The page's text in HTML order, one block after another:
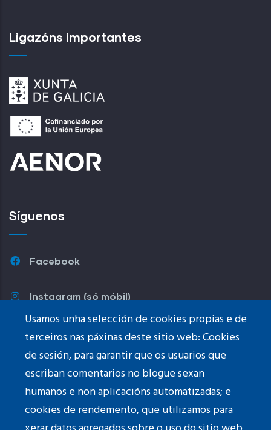
Usamos unha selección de cookies propias e de
terceiros nas páxinas deste sitio web: Cookies
de sesión, para garantir que os usuarios que
escriban comentarios no blogue sexan
humanos e non aplicacións automatizadas; e
cookies de rendemento, que utilizamos para
Ligazóns importantes
Síguenos
Facebook
Instagram (só móbil)
Youtube